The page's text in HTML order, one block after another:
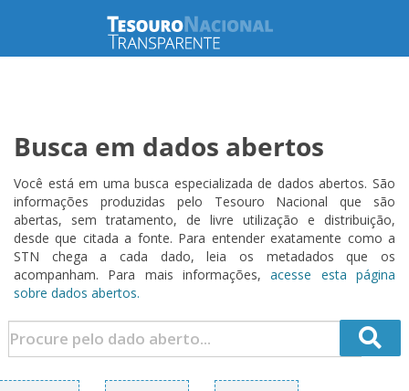
Busca em dados abertos
Você está em uma busca especializada de dados abertos. São
informações produzidas pelo Tesouro Nacional que são
abertas, sem tratamento, de livre utilização e distribuição,
desde que citada a fonte. Para entender exatamente como a
STN chega a cada dado, leia os metadados que os
acompanham. Para mais informações,acesse esta página
sobre dados abertos.